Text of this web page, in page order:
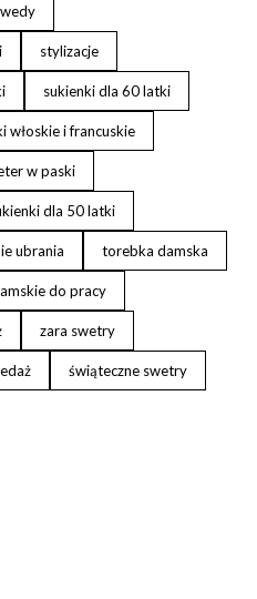
stylizacje
sukienki dla 60 latki
włoskie i francuskie
w paski
dla 50 latki
ubrania torebka damska
do pracy
zara swetry
świąteczne swetry